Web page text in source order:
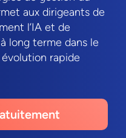
aux dirigeants de
l’IA et de
long terme dans le
rapide